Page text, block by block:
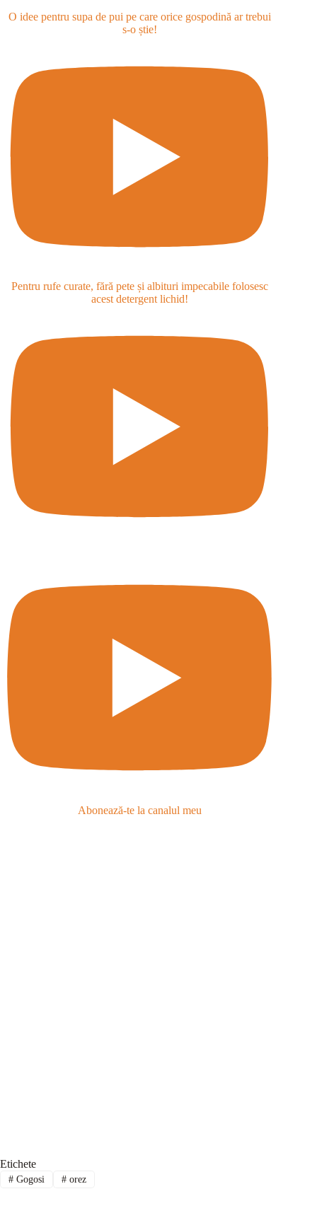
O idee pentru supa de pui pe care orice gospodină ar trebui
s-o știe!
Pentru rufe curate, fără pete și albituri impecabile folosesc
acest detergent lichid!
Abonează-te la canalul meu
Etichete
#Gogosi #orez